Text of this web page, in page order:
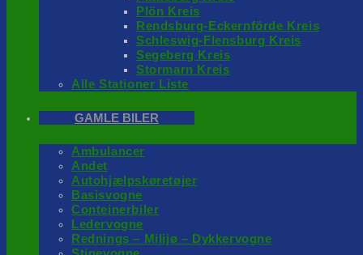
Plön Kreis
Rendsburg-Eckernförde Kreis
Schleswig-Flensburg Kreis
Segeberg Kreis
Stormarn Kreis
Alle Stationer Liste
GAMLE BILER
Ambulancer
Andet
Autohjælpskøretøjer
Basisvogne
Conteinerbiler
Ledervogne
Rednings – Milijø – Dykkervogne